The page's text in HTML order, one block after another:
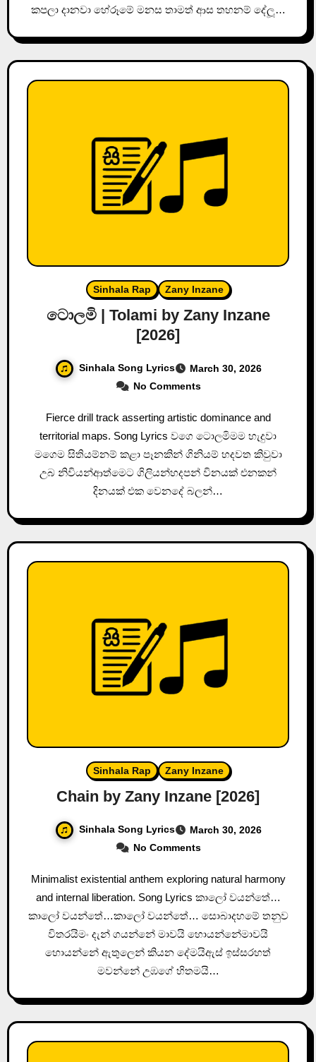
කපලා දානවා හේරූමේ මනස තාමත් ආස තහනම් දේලූ…
Sinhala Rap Zany Inzane
ටොලමි | Tolami by Zany Inzane
[2026]
Sinhala Song Lyrics
March 30, 2026
No Comments
Fierce drill track asserting artistic dominance and
territorial maps. Song Lyrics වගෙ ටොලමිමම හැදුවා
මගෙම සිතියම්නම් කළා පෑනකින් ගිනියම් හදවත කිවුවා
උබ නිවියන්ආත්මෙට ගිලියන්හදපන් විනයක් එනකන්
දිනයක් එක වෙනදේ බලන්…
Sinhala Rap Zany Inzane
Chain by Zany Inzane [2026]
Sinhala Song Lyrics
March 30, 2026
No Comments
Minimalist existential anthem exploring natural harmony
and internal liberation. Song Lyrics කාලෝ වයන්තේ…
කාලෝ වයන්තේ…කාලෝ වයන්තේ… සොබාදහමේ තනුව
විතරයිමං දැන් ගයන්නේ මාවයි හොයන්නේමාවයි
හොයන්නේ ඇතුලෙන් කියන දේමයිඇස් ඉස්සරහත්
මවන්නේ උඹගේ හිතමයි…